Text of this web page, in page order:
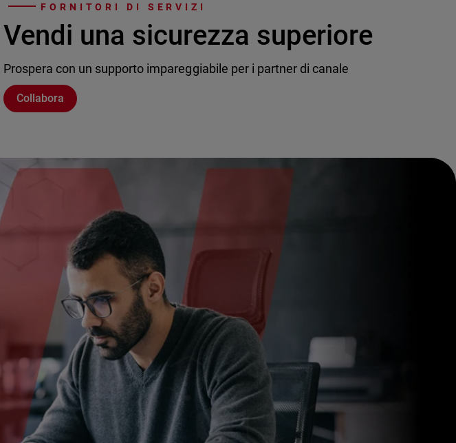
FORNITORI DI SERVIZI
Vendi una sicurezza superiore
Prospera con un supporto impareggiabile per i partner di canale
Collabora